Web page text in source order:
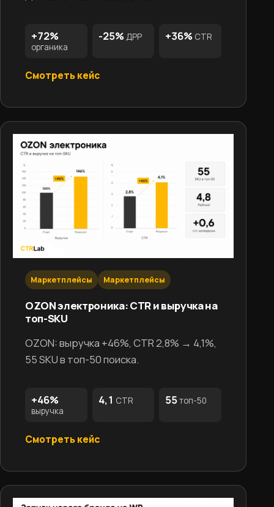
+72%
органика
-25% ДРР +36% CTR
Смотреть кейс
Маркетплейсы Маркетплейсы
OZON электроника: CTR и выручка на
топ-SKU
OZON: выручка +46%, CTR 2,8% → 4,1%,
55 SKU в топ-50 поиска.
+46%
выручка
4,1 CTR 55топ-50
Смотреть кейс